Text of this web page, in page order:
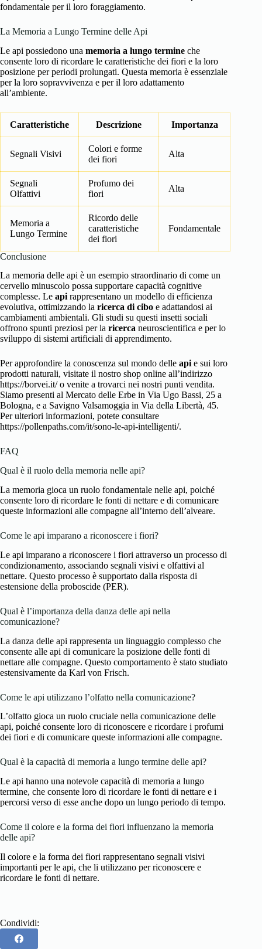
fondamentale per il loro foraggiamento.
La Memoria a Lungo Termine delle Api
Le api possiedono una memoria a lungo termine che
consente loro di ricordare le caratteristiche dei fiori e la loro
posizione per periodi prolungati. Questa memoria è essenziale
per la loro sopravvivenza e per il loro adattamento
all’ambiente.
Caratteristiche Descrizione Importanza
Segnali Visivi
Colori e forme
dei fiori
Alta
Segnali
Olfattivi
Profumo dei
fiori
Alta
Memoria a
Lungo Termine
Ricordo delle
caratteristiche
dei fiori
Fondamentale
Conclusione
La memoria delle api è un esempio straordinario di come un
cervello minuscolo possa supportare capacità cognitive
complesse. Le apirappresentano un modello di efficienza
evolutiva, ottimizzando la ricerca di cibo e adattandosi ai
cambiamenti ambientali. Gli studi su questi insetti sociali
offrono spunti preziosi per la ricerca neuroscientifica e per lo
sviluppo di sistemi artificiali di apprendimento.
Per approfondire la conoscenza sul mondo delle apie sui loro
prodotti naturali, visitate il nostro shop online all’indirizzo
https://borvei.it/ o venite a trovarci nei nostri punti vendita.
Siamo presenti al Mercato delle Erbe in Via Ugo Bassi, 25 a
Bologna, e a Savigno Valsamoggia in Via della Libertà, 45.
Per ulteriori informazioni, potete consultare
https://pollenpaths.com/it/sono-le-api-intelligenti/.
FAQ
Qual è il ruolo della memoria nelle api?
La memoria gioca un ruolo fondamentale nelle api, poiché
consente loro di ricordare le fonti di nettare e di comunicare
queste informazioni alle compagne all’interno dell’alveare.
Come le api imparano a riconoscere i fiori?
Le api imparano a riconoscere i fiori attraverso un processo di
condizionamento, associando segnali visivi e olfattivi al
nettare. Questo processo è supportato dalla risposta di
estensione della proboscide (PER).
Qual è l’importanza della danza delle api nella
comunicazione?
La danza delle api rappresenta un linguaggio complesso che
consente alle api di comunicare la posizione delle fonti di
nettare alle compagne. Questo comportamento è stato studiato
estensivamente da Karl von Frisch.
Come le api utilizzano l’olfatto nella comunicazione?
L’olfatto gioca un ruolo cruciale nella comunicazione delle
api, poiché consente loro di riconoscere e ricordare i profumi
dei fiori e di comunicare queste informazioni alle compagne.
Qual è la capacità di memoria a lungo termine delle api?
Le api hanno una notevole capacità di memoria a lungo
termine, che consente loro di ricordare le fonti di nettare e i
percorsi verso di esse anche dopo un lungo periodo di tempo.
Come il colore e la forma dei fiori influenzano la memoria
delle api?
Il colore e la forma dei fiori rappresentano segnali visivi
importanti per le api, che li utilizzano per riconoscere e
ricordare le fonti di nettare.
Condividi: